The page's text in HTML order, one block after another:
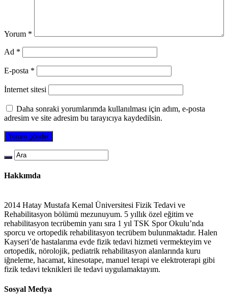
Yorum *
Ad *
E-posta *
İnternet sitesi
Daha sonraki yorumlarımda kullanılması için adım, e-posta
adresim ve site adresim bu tarayıcıya kaydedilsin.
Hakkımda
2014 Hatay Mustafa Kemal Üniversitesi Fizik Tedavi ve
Rehabilitasyon bölümü mezunuyum. 5 yıllık özel eğitim ve
rehabilitasyon tecrübemin yanı sıra 1 yıl TSK Spor Okulu’nda
sporcu ve ortopedik rehabilitasyon tecrübem bulunmaktadır. Halen
Kayseri’de hastalarıma evde fizik tedavi hizmeti vermekteyim ve
ortopedik, nörolojik, pediatrik rehabilitasyon alanlarında kuru
iğneleme, hacamat, kinesotape, manuel terapi ve elektroterapi gibi
fizik tedavi teknikleri ile tedavi uygulamaktayım.
Sosyal Medya